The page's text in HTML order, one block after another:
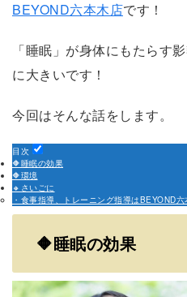
BEYOND六本木店です！
「睡眠」が身体にもたらす
に大きいです！
今回はそんな話をします。
目次
🔶睡眠の効果
🔶環境
🔸さいごに
・食事指導、トレーニング指導はBEYOND
🔶睡眠の効果